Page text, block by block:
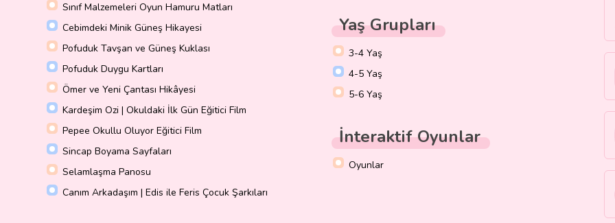
Sınıf Malzemeleri Oyun Hamuru Matları
Cebimdeki Minik Güneş Hikayesi
Pofuduk Tavşan ve Güneş Kuklası
Pofuduk Duygu Kartları
Ömer ve Yeni Çantası Hikâyesi
Kardeşim Ozi | Okuldaki İlk Gün Eğitici Film
Pepee Okullu Oluyor Eğitici Film
Sincap Boyama Sayfaları
Selamlaşma Panosu
Canım Arkadaşım | Edis ile Feris Çocuk Şarkıları
Yaş Grupları
3-4 Yaş
4-5 Yaş
5-6 Yaş
İnteraktif Oyunlar
Oyunlar